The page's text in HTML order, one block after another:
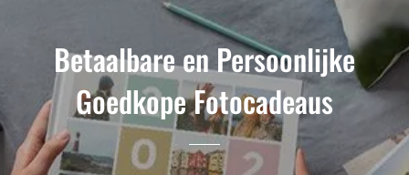
Betaalbare en Persoonlijke
Goedkope Fotocadeaus